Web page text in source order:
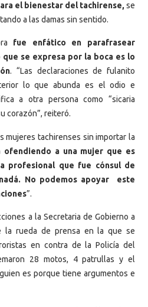
el bienestar del tachirense, se
a las damas sin sentido.
fue enfático en parafrasear
se expresa por la boca es lo
. “Las declaraciones de fulanito
lo que abunda es el odio e
a otra persona como “sicaria
corazón”, reiteró.
mujeres tachirenses sin importar la
ofendiendo a una mujer que es
profesional que fue cónsul de
No podemos apoyar este
”.
a la Secretaria de Gobierno a
la rueda de prensa en la que se
en contra de la Policía del
28 motos, 4 patrullas y el
es porque tiene argumentos e